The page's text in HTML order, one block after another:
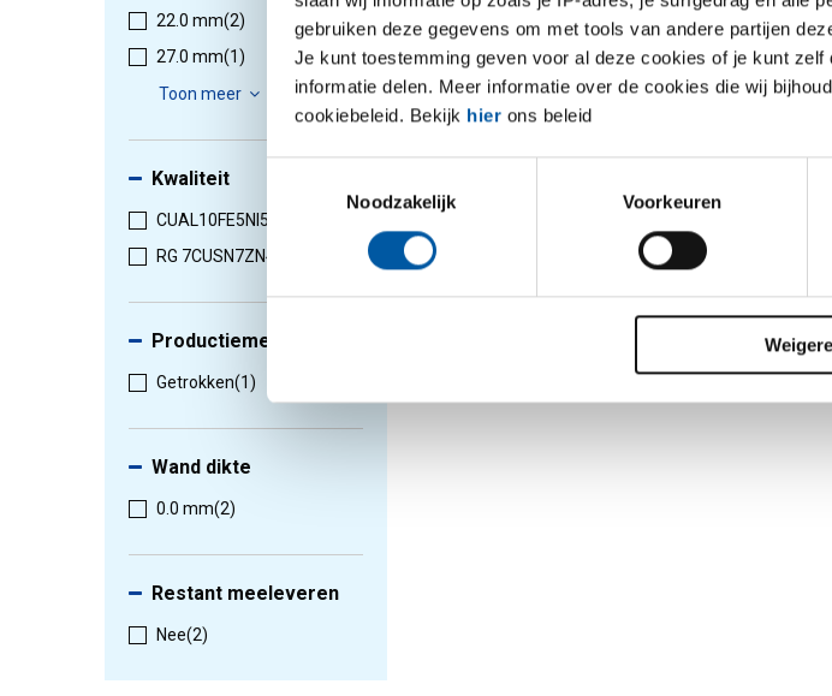
gebruiken deze gegevens om met tools van andere partijen
Je kunt toestemming geven voor al deze cookies of je kunt
informatie delen. Meer informatie over de cookies die wij
cookiebeleid. Bekijk hier ons beleid
Noodzakelijk
Voorkeuren
22.0 mm(2)
27.0 mm(1)
Toon meer
Kwaliteit
CUAL10FE5NI5-C
RG 7CUSN7ZN4PB7-C
Productiemethode
Getrokken(1)
Wand dikte
0.0 mm(2)
Restant meeleveren
Nee(2)
1 -2van 2